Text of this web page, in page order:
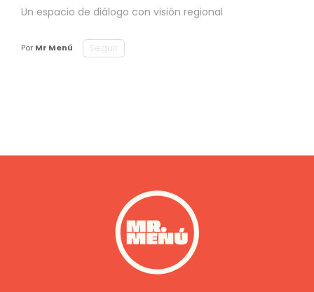
Un espacio de diálogo con visión regional
Por Mr Menú Seguir